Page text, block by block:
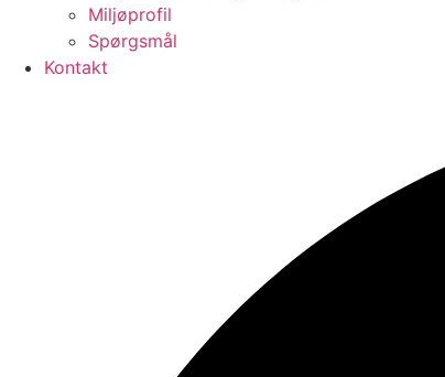
Miljøprofil
Spørgsmål
Kontakt